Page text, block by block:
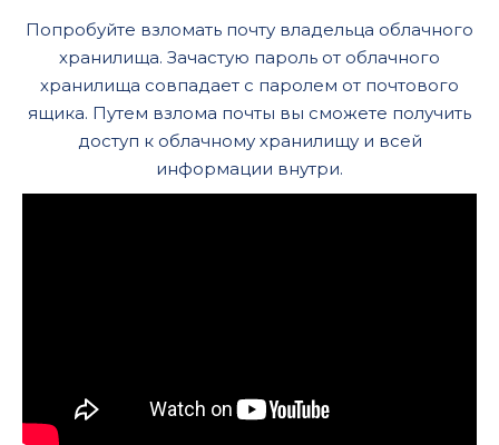
Попробуйте взломать почту владельца облачного
хранилища. Зачастую пароль от облачного
хранилища совпадает с паролем от почтового
ящика. Путем взлома почты вы сможете получить
доступ к облачному хранилищу и всей
информации внутри.